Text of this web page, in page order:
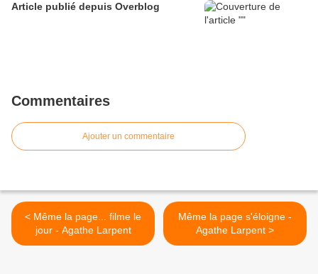
Article publié depuis Overblog
Commentaires
Ajouter un commentaire
< Même la page... filme le
jour - Agathe Larpent
Même la page s'éloigne -
Agathe Larpent >